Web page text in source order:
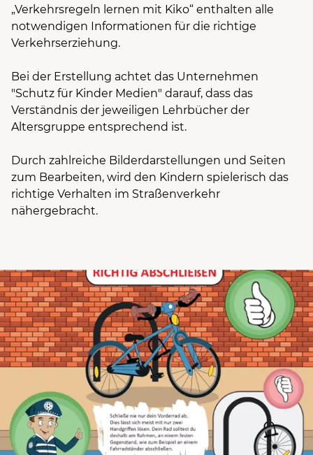
„Verkehrsregeln lernen mit Kiko“ enthalten alle
notwendigen Informationen für die richtige
Verkehrserziehung.
Bei der Erstellung achtet das Unternehmen
"Schutz für Kinder Medien" darauf, dass das
Verständnis der jeweiligen Lehrbücher der
Altersgruppe entsprechend ist.
Durch zahlreiche Bilderdarstellungen und Seiten
zum Bearbeiten, wird den Kindern spielerisch das
richtige Verhalten im Straßenverkehr
nähergebracht.